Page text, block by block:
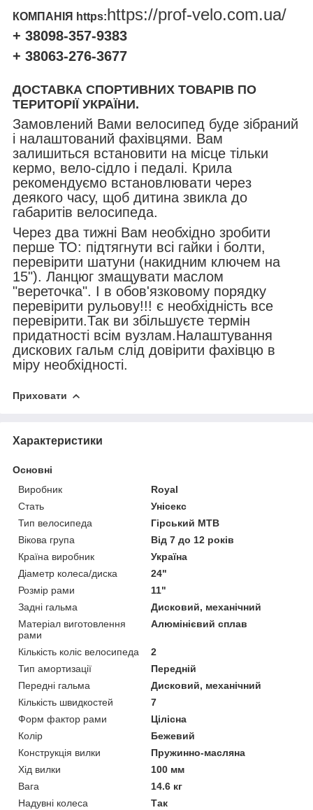
КОМПАНІЯ https:https://prof-velo.com.ua/
+ 38098-357-9383
+ 38063-276-3677
ДОСТАВКА СПОРТИВНИХ ТОВАРІВ ПО
ТЕРИТОРІЇ УКРАЇНИ.
Замовлений Вами велосипед буде зібраний
і налаштований фахівцями. Вам
залишиться встановити на місце тільки
кермо, вело-сідло і педалі. Крила
рекомендуємо встановлювати через
деякого часу, щоб дитина звикла до
габаритів велосипеда.
Через два тижні Вам необхідно зробити
перше ТО: підтягнути всі гайки і болти,
перевірити шатуни (накидним ключем на
15"). Ланцюг змащувати маслом
"вереточка". І в обов'язковому порядку
перевірити рульову!!! є необхідність все
перевірити.Так ви збільшуєте термін
придатності всім вузлам.Налаштування
дискових гальм слід довірити фахівцю в
міру необхідності.
Приховати
Характеристики
Основні
Виробник
Royal
Стать
Унісекс
Тип велосипеда
Гірський MTB
Вікова група
Від 7 до 12 років
Країна виробник
Україна
Діаметр колеса/диска
24"
Розмір рами
11"
Задні гальма
Дисковий, механічний
Матеріал виготовлення
рами
Алюмінієвий сплав
Кількість коліс велосипеда
2
Тип амортизації
Передній
Передні гальма
Дисковий, механічний
Кількість швидкостей
7
Форм фактор рами
Цілісна
Колір
Бежевий
Конструкція вилки
Пружинно-масляна
Хід вилки
100 мм
Вага
14.6 кг
Надувні колеса
Так